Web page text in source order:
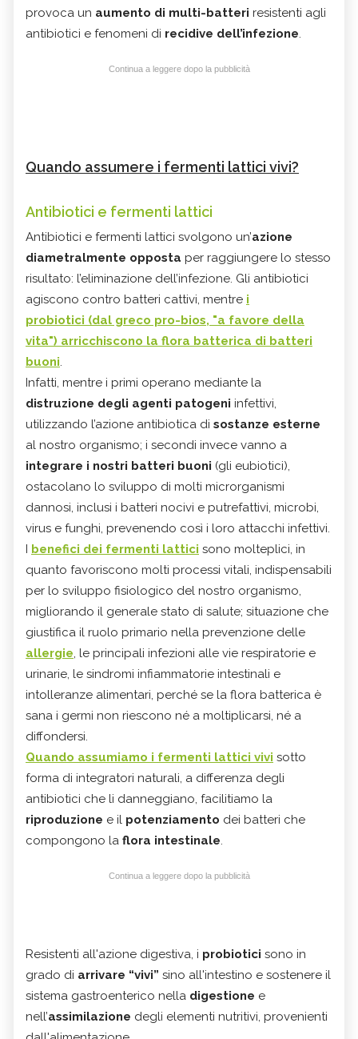
provoca un aumento di multi-batteri resistenti agli
antibiotici e fenomeni di recidive dell’infezione.
Continua a leggere dopo la pubblicità
Quando assumere i fermenti lattici vivi?
Antibiotici e fermenti lattici
Antibiotici e fermenti lattici svolgono un’azione
diametralmente opposta per raggiungere lo stesso
risultato: l’eliminazione dell’infezione. Gli antibiotici
agiscono contro batteri cattivi, mentre i
probiotici (dal greco pro-bios, "a favore della
vita") arricchiscono la flora batterica di batteri
buoni.
Infatti, mentre i primi operano mediante la
distruzione degli agenti patogeni infettivi,
utilizzando l’azione antibiotica di sostanze esterne
al nostro organismo; i secondi invece vanno a
integrare i nostri batteri buoni (gli eubiotici),
ostacolano lo sviluppo di molti microrganismi
dannosi, inclusi i batteri nocivi e putrefattivi, microbi,
virus e funghi, prevenendo così i loro attacchi infettivi.
I benefici dei fermenti lattici sono molteplici, in
quanto favoriscono molti processi vitali, indispensabili
per lo sviluppo fisiologico del nostro organismo,
migliorando il generale stato di salute; situazione che
giustifica il ruolo primario nella prevenzione delle
allergie, le principali infezioni alle vie respiratorie e
urinarie, le sindromi infiammatorie intestinali e
intolleranze alimentari, perché se la flora batterica è
sana i germi non riescono né a moltiplicarsi, né a
diffondersi.
Quando assumiamo i fermenti lattici vivi sotto
forma di integratori naturali, a differenza degli
antibiotici che li danneggiano, facilitiamo la
riproduzione e il potenziamento dei batteri che
compongono la flora intestinale.
Continua a leggere dopo la pubblicità
Resistenti all'azione digestiva, i probiotici sono in
grado di arrivare “vivi” sino all'intestino e sostenere il
sistema gastroenterico nella digestione e
nell’assimilazione degli elementi nutritivi, provenienti